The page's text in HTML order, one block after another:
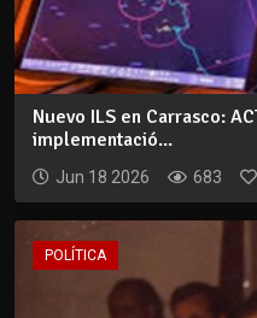
Nuevo ILS en Carrasco:
implementació...
Jun 18 2026 683
POLÍTICA